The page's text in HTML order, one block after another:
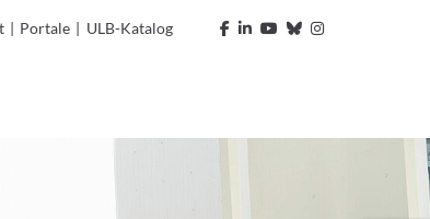
| Portale | ULB-Katalog